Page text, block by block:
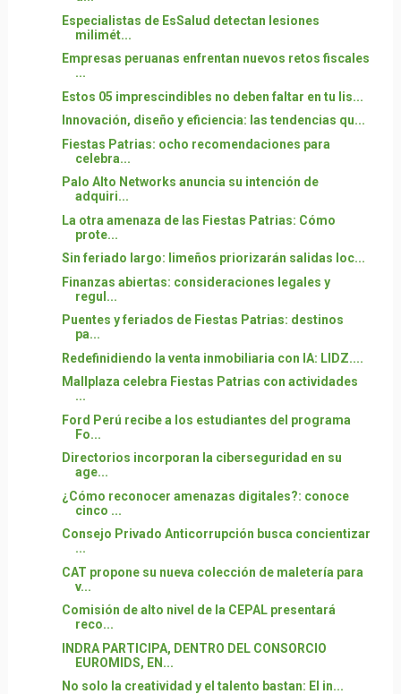
Especialistas de EsSalud detectan lesiones
milimét...
Empresas peruanas enfrentan nuevos retos fiscales
...
Estos 05 imprescindibles no deben faltar en tu lis...
Innovación, diseño y eficiencia: las tendencias qu...
Fiestas Patrias: ocho recomendaciones para
celebra...
Palo Alto Networks anuncia su intención de
adquiri...
La otra amenaza de las Fiestas Patrias: Cómo
prote...
Sin feriado largo: limeños priorizarán salidas loc...
Finanzas abiertas: consideraciones legales y
regul...
Puentes y feriados de Fiestas Patrias: destinos
pa...
Redefinidiendo la venta inmobiliaria con IA: LIDZ....
Mallplaza celebra Fiestas Patrias con actividades
...
Ford Perú recibe a los estudiantes del programa
Fo...
Directorios incorporan la ciberseguridad en su
age...
¿Cómo reconocer amenazas digitales?: conoce
cinco ...
Consejo Privado Anticorrupción busca concientizar
...
CAT propone su nueva colección de maletería para
v...
Comisión de alto nivel de la CEPAL presentará
reco...
INDRA PARTICIPA, DENTRO DEL CONSORCIO
EUROMIDS, EN...
No solo la creatividad y el talento bastan: El in...